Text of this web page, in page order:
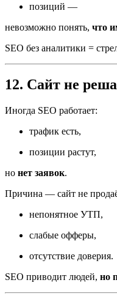
позиций —
невозможно понять, что
SEO без аналитики =
12. Сайт не
Иногда SEO работает:
трафик есть,
позиции растут,
но нет заявок.
Причина — сайт не
непонятное УТП,
слабые офферы,
отсутствие доверия.
SEO приводит людей, но